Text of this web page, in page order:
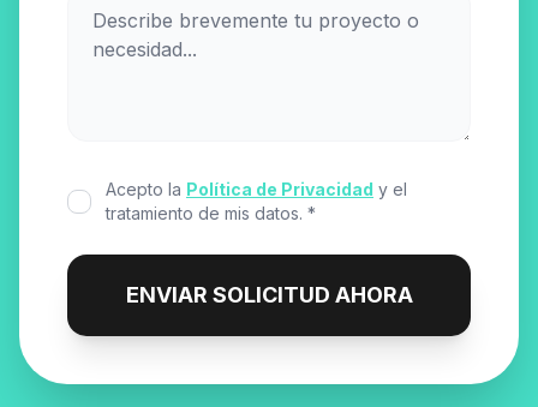
Acepto la Política de Privacidad y el
tratamiento de mis datos. *
ENVIAR SOLICITUD AHORA